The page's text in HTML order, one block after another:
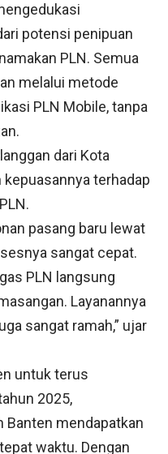
potensi penipuan
PLN. Semua
melalui metode
PLN Mobile, tanpa
dari Kota
terhadap
pasang baru lewat
sangat cepat.
PLN langsung
Layanannya
sangat ramah,” ujar
untuk terus
2025,
Banten mendapatkan
waktu. Dengan